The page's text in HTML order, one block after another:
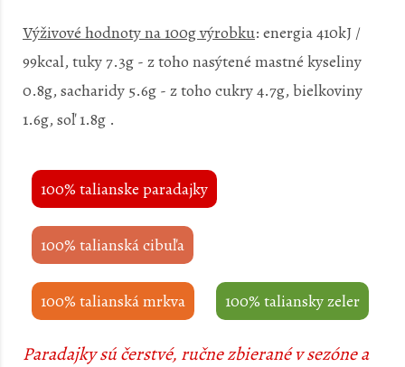
Výživové hodnoty na 100g výrobku: energia 410kJ /
99kcal, tuky 7.3g - z toho nasýtené mastné kyseliny
0.8g, sacharidy 5.6g - z toho cukry 4.7g, bielkoviny
1.6g, soľ 1.8g .
100% talianske paradajky
100% talianská cibuľa
100% talianská mrkva 100% taliansky zeler
Paradajky sú čerstvé, ručne zbierané v sezóne a